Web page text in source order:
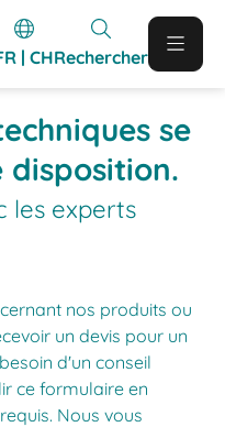
| CHRechercher
se
les experts
nos produits ou
un devis pour un
d'un conseil
ce formulaire en
Nous vous